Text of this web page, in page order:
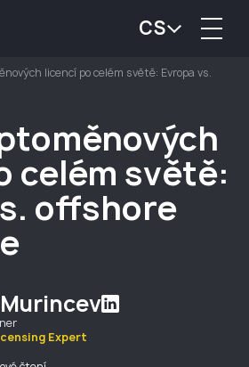
CS
licencí po celém světě: Evropa vs.
celém světě:
offshore
Expert